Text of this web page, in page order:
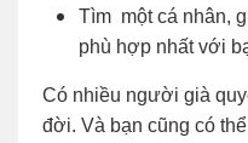
Tìm một cá nhân,
phù hợp nhất với
Có nhiều người già
đời. Và bạn cũng có